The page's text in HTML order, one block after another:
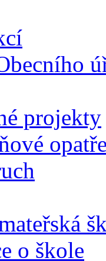
projekty
o škole